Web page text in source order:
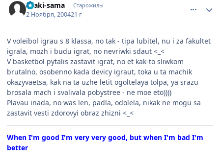
Araki-sama Старожилы
2 Ноября, 200421 г
V voleibol igrau s 8 klassa, no tak - tipa lubitel, nu i za fakultet
igrala, mozh i budu igrat, no nevriwki sdaut <_<
V basketbol pytalis zastavit igrat, no et kak-to sliwkom
brutalno, osobenno kada devicy igraut, toka u ta machik
okazyvaetsa, kak na ta uzhe letit ogoltelaya tolpa, ya srazu
brosala mach i svalivala pobystree - ne moe eto))))
Plavau inada, no was len, padla, odolela, nikak ne mogu sa
zastavit vesti zdorovyi obraz zhizni <_<
When I'm good I'm very very good, but when I'm bad I'm
better